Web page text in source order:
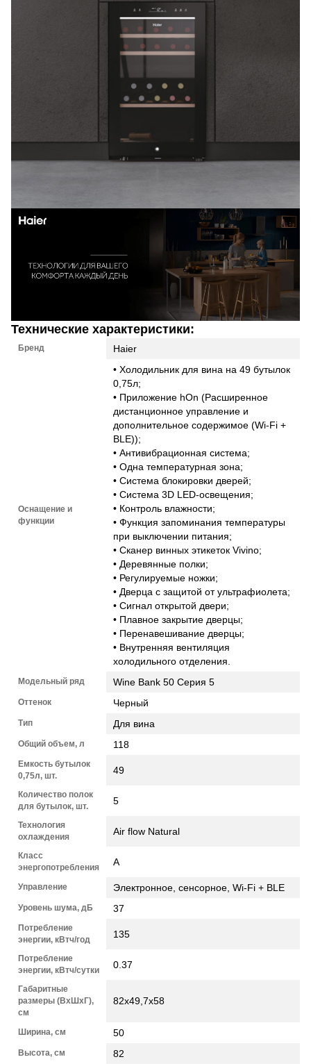
Технические характеристики:
Бренд Haier
Оснащение и
функции
• Холодильник для вина на 49 бутылок
0,75л;
• Приложение hOn (Расширенное
дистанционное управление и
дополнительное содержимое (Wi-Fi +
BLE));
• Антивибрационная система;
• Одна температурная зона;
• Система блокировки дверей;
• Система 3D LED-освещения;
• Контроль влажности;
• Функция запоминания температуры
при выключении питания;
• Сканер винных этикеток Vivino;
• Деревянные полки;
• Регулируемые ножки;
• Дверца с защитой от ультрафиолета;
• Сигнал открытой двери;
• Плавное закрытие дверцы;
• Перенавешивание дверцы;
• Внутренняя вентиляция
холодильного отделения.
Модельный ряд Wine Bank 50 Серия 5
Оттенок Черный
Тип Для вина
Общий объем, л 118
Емкость бутылок
0,75л, шт.
49
Количество полок
для бутылок, шт.
5
Технология
охлаждения
Air flow Natural
Класс
энергопотребления
А
Управление Электронное, сенсорное, Wi-Fi + BLE
Уровень шума, дБ 37
Потребление
энергии, кВтч/год
135
Потребление
энергии, кВтч/сутки
0.37
Габаритные
размеры (ВхШхГ),
см
82х49,7х58
Ширина, см 50
Высота, см 82